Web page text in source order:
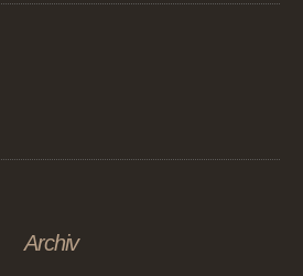
Archiv